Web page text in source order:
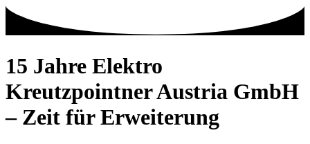
15 Jahre Elektro
Kreutzpointner Austria GmbH
– Zeit für Erweiterung